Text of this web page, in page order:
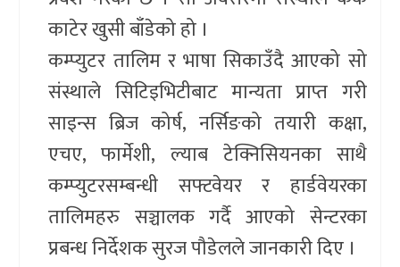
काटेर खुसी बाँडेको हो ।
कम्प्युटर तालिम र भाषा सिकाउँदै आएको सो
संस्थाले सिटिइभिटीबाट मान्यता प्राप्त गरी
साइन्स ब्रिज कोर्ष, नर्सिङको तयारी कक्षा,
एचए, फार्मेशी, ल्याब टेक्निसियनका साथै
कम्प्युटरसम्बन्धी सफ्टवेयर र हार्डवेयरका
तालिमहरु सञ्चालक गर्दै आएको सेन्टरका
प्रबन्ध निर्देशक सुरज पौडेलले जानकारी दिए ।